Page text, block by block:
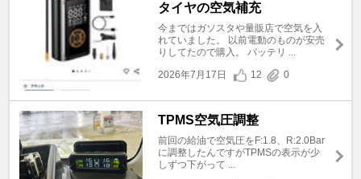
タイヤの空気補充
今まではガソスタや量販店で空気を入
れていました。 以前電動のものが安売
りしてたので購入。 バッテリ ...
2026年7月17日
12 0
TPMS空気圧調整
前回の給油で空気圧をF:1.8、R:2.0Bar
に調整したんですがTPMSの表示が少
しずつ下がって ...